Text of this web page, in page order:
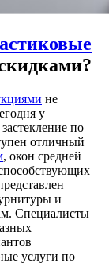
не
у
по
отличный
, окон средней
и
Специалисты
услуги по